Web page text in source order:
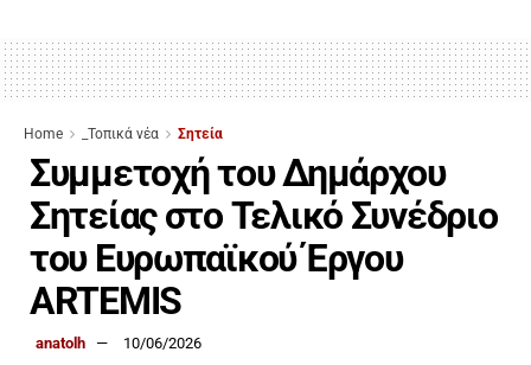
Home _Τοπικά νέα Σητεία
Συμμετοχή του Δημάρχου
Σητείας στο Τελικό Συνέδριο
του Ευρωπαϊκού Έργου
ARTEMIS
anatolh 10/06/2026